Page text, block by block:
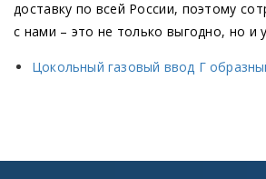
доставку по всей России, поэтому
с нами – это не только выгодно, но и
Цокольный газовый ввод Г